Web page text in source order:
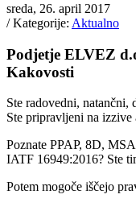
sreda, 26. april 2017
/ Kategorije: Aktualno
Podjetje ELVEZ
Kakovosti
Ste radovedni,
Ste pripravljeni na
Poznate PPAP, 8D,
IATF 16949:2016? Ste
Potem mogoče iščejo